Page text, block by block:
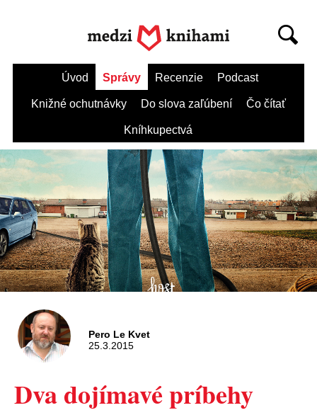
Úvod Správy Recenzie Podcast
Knižné ochutnávky Do slova zaľúbení Čo čítať
Kníhkupectvá
Pero Le Kvet
25.3.2015
Dva dojímavé príbehy